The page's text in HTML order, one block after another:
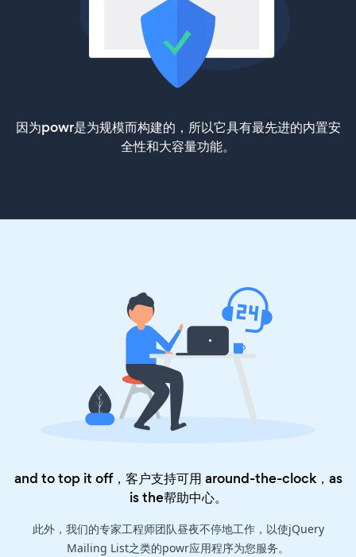
因为powr是为规模而构建的，所以它具有最先进的内置安
全性和大容量功能。
and to top it off，客户支持可用 around-the-clock，as
is the帮助中心。
此外，我们的专家工程师团队昼夜不停地工作，以使jQuery
Mailing List之类的powr应用程序为您服务。